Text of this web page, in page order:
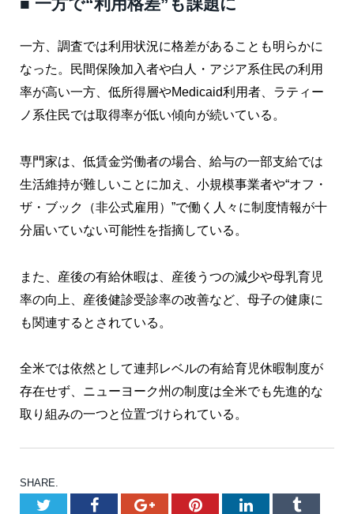
■ 一方で“利用格差”も課題に
一方、調査では利用状況に格差があることも明らかに
なった。民間保険加入者や白人・アジア系住民の利用
率が高い一方、低所得層やMedicaid利用者、ラティー
ノ系住民では取得率が低い傾向が続いている。
専門家は、低賃金労働者の場合、給与の一部支給では
生活維持が難しいことに加え、小規模事業者や“オフ・
ザ・ブック（非公式雇用）”で働く人々に制度情報が十
分届いていない可能性を指摘している。
また、産後の有給休暇は、産後うつの減少や母乳育児
率の向上、産後健診受診率の改善など、母子の健康に
も関連するとされている。
全米では依然として連邦レベルの有給育児休暇制度が
存在せず、ニューヨーク州の制度は全米でも先進的な
取り組みの一つと位置づけられている。
SHARE.
TwitterFacebookGoogle+PinterestLinkedInTumblr